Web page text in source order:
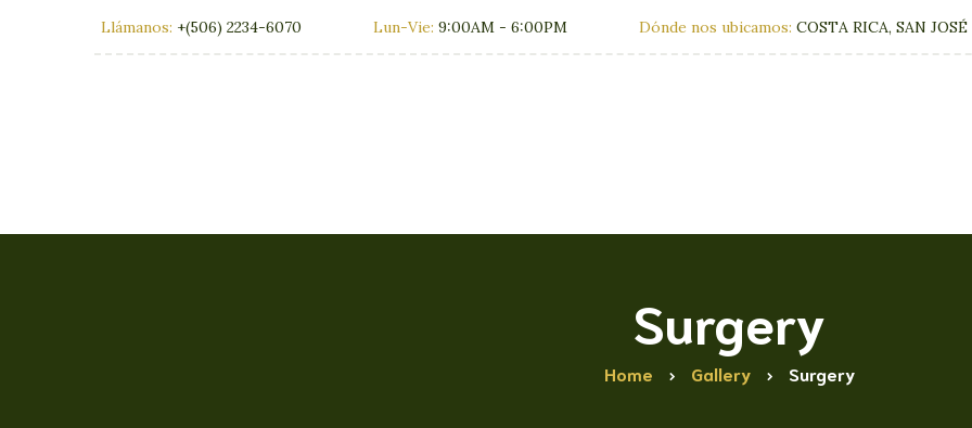
Llámanos: +(506) 2234-6070 Lun-Vie: 9:00AM - 6:00PM Dónde nos ubicamos: COSTA RICA, SAN JOSÉ
Surgery
Home Gallery Surgery